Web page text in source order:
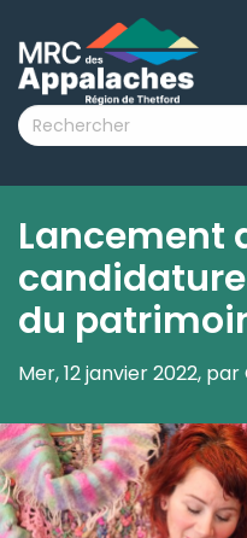
submenu (La MRC )
submenu (Citoyens )
submenu (Nouvelles )
submenu
Lancement
du
Mer, 12 janvier 2022,